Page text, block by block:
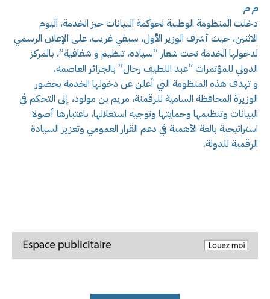
م م
دخلت المنظومة الوطنية لحوكمة البيانات حيز الخدمة، اليوم
الاثنين، حيث أشرف الوزير الأول، سيفي غريب، على الإعلان الرسمي
لدخولها الخدمة تحت شعار “سيادة، تنظيم و شفافية”، بالمركز
الدولي للمؤتمرات “عبد اللطيف رحال” بالجزائر العاصمة.
و تهدف هذه المنظومة التي أعلن عن دخولها الخدمة بحضور
الوزيرة المحافظة السامية للرقمنة، مريم بن مولود، إلى التحكم في
البيانات وتنظيمها وحمايتها وتوجيه استغلالها، باعتبارها أصولا
استراتيجية بالغة الأهمية في دعم القرار العمومي وتعزيز السيادة
الرقمية للدولة.